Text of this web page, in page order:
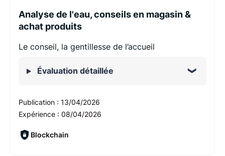
Analyse de l'eau, conseils en magasin &
achat produits
Le conseil, la gentillesse de l’accueil
Évaluation détaillée
Publication : 13/04/2026
Expérience : 08/04/2026
Blockchain